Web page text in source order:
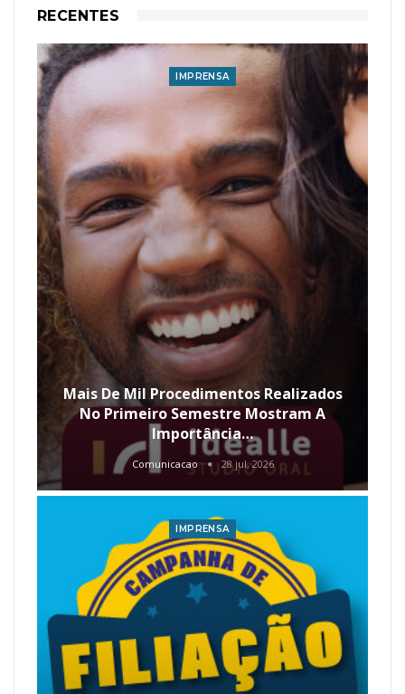
RECENTES
IMPRENSA
Mais De Mil Procedimentos Realizados
No Primeiro Semestre Mostram A
Importância…
Comunicacao 28 jul, 2026
IMPRENSA